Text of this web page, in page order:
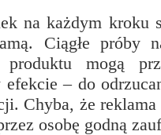
na każdym kroku
Ciągłe próby
produktu mogą
– do
Chyba, że
osobę godną